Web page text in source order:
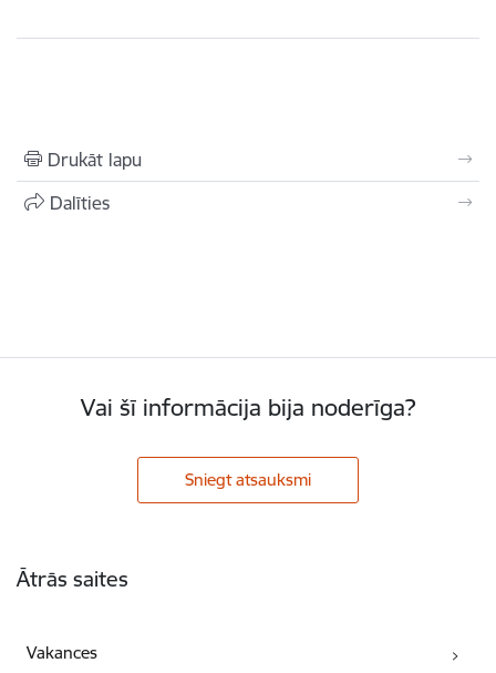
Drukāt lapu
Dalīties
Vai šī informācija bija noderīga?
Sniegt atsauksmi
Ātrās saites
Vakances